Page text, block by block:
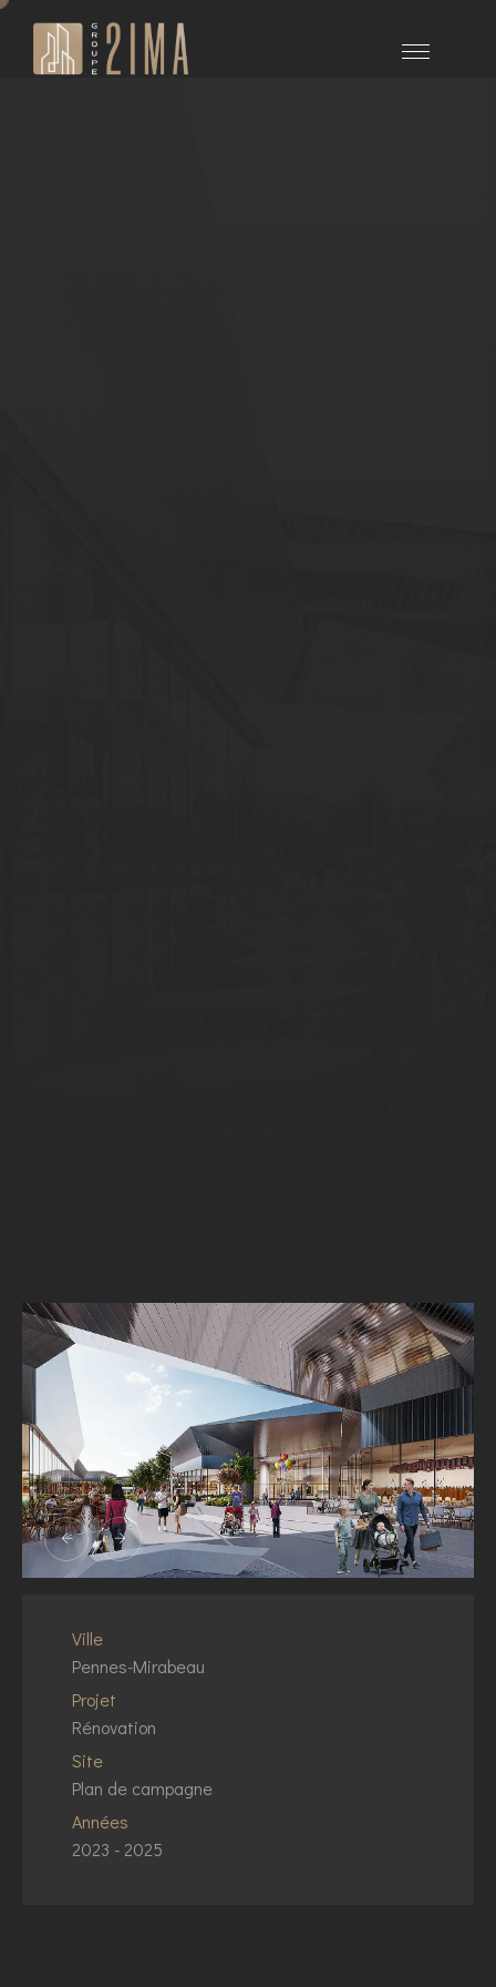
Ville
Pennes-Mirabeau
Projet
Rénovation
Site
Plan de campagne
Années
2023 - 2025